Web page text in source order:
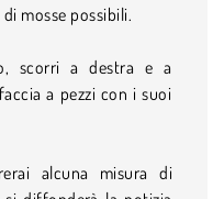
mosse possibili.
scorri a destra e a
a pezzi con i suoi
alcuna misura di